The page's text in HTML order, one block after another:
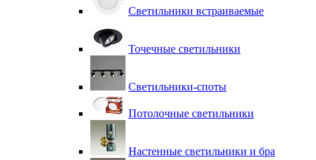
Светильники встраиваемые
Точечные светильники
Светильники-споты
Потолочные светильники
Настенные светильники и бра